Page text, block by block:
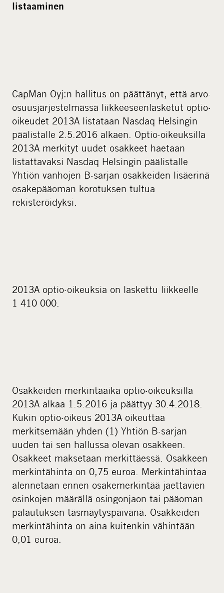
listaaminen
CapMan Oyj:n hallitus on päättänyt, että arvo-
osuusjärjestelmässä liikkeeseenlasketut optio-
oikeudet 2013A listataan Nasdaq Helsingin
päälistalle 2.5.2016 alkaen. Optio-oikeuksilla
2013A merkityt uudet osakkeet haetaan
listattavaksi Nasdaq Helsingin päälistalle
Yhtiön vanhojen B-sarjan osakkeiden lisäerinä
osakepääoman korotuksen tultua
rekisteröidyksi.
2013A optio-oikeuksia on laskettu liikkeelle
1 410 000.
Osakkeiden merkintäaika optio-oikeuksilla
2013A alkaa 1.5.2016 ja päättyy 30.4.2018.
Kukin optio-oikeus 2013A oikeuttaa
merkitsemään yhden (1) Yhtiön B-sarjan
uuden tai sen hallussa olevan osakkeen.
Osakkeet maksetaan merkittäessä. Osakkeen
merkintähinta on 0,75 euroa. Merkintähintaa
alennetaan ennen osakemerkintää jaettavien
osinkojen määrällä osingonjaon tai pääoman
palautuksen täsmäytyspäivänä. Osakkeiden
merkintähinta on aina kuitenkin vähintään
0,01 euroa.